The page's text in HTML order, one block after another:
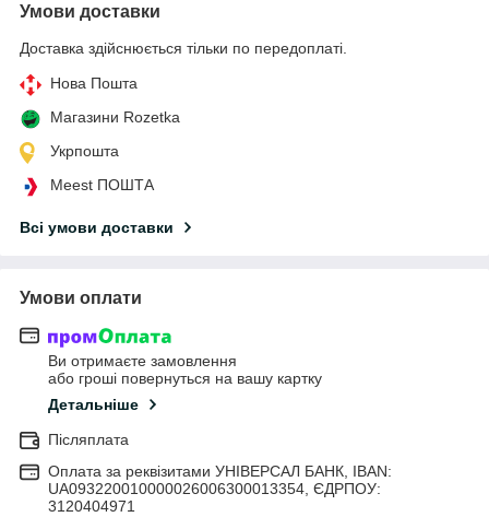
Умови доставки
Доставка здійснюється тільки по передоплаті.
Нова Пошта
Магазини Rozetka
Укрпошта
Meest ПОШТА
Всі умови доставки
Умови оплати
Ви отримаєте замовлення
або гроші повернуться на вашу картку
Детальніше
Післяплата
Оплата за реквізитами УНІВЕРСАЛ БАНК, IBAN:
UA093220010000026006300013354, ЄДРПОУ:
3120404971